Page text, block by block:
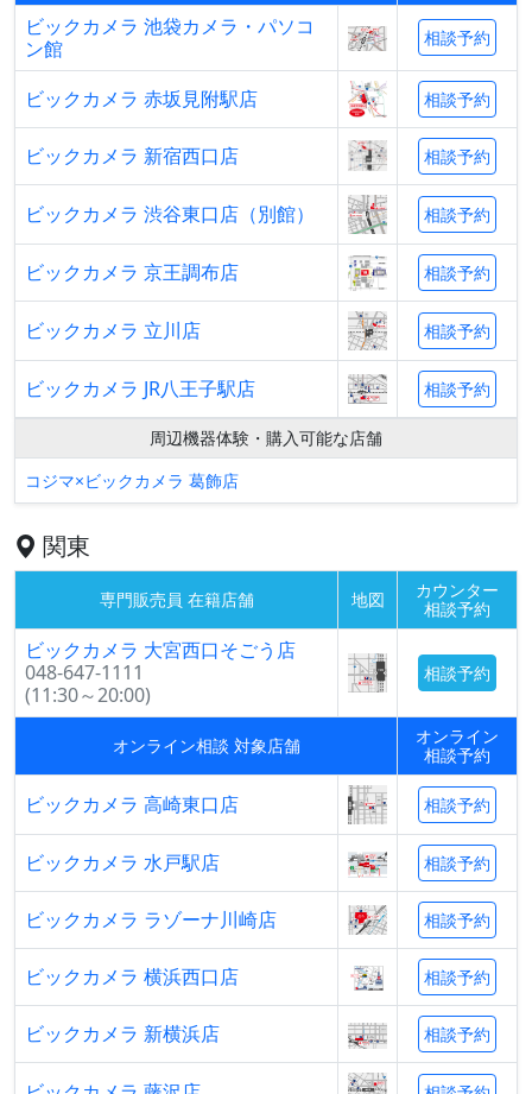
ビックカメラ 池袋カメラ・パソコ
ン館
相談予約
ビックカメラ 赤坂見附駅店 相談予約
ビックカメラ 新宿西口店 相談予約
ビックカメラ 渋谷東口店（別館） 相談予約
ビックカメラ 京王調布店 相談予約
ビックカメラ 立川店 相談予約
ビックカメラ JR八王子駅店 相談予約
周辺機器体験・購入可能な店舗
コジマ×ビックカメラ 葛飾店
関東
専門販売員 在籍店舗 地図
カウンター
相談予約
ビックカメラ 大宮西口そごう店
048-647-1111
(11:30～20:00)
相談予約
オンライン相談 対象店舗
オンライン
相談予約
ビックカメラ 高崎東口店 相談予約
ビックカメラ 水戸駅店 相談予約
ビックカメラ ラゾーナ川崎店 相談予約
ビックカメラ 横浜西口店 相談予約
ビックカメラ 新横浜店 相談予約